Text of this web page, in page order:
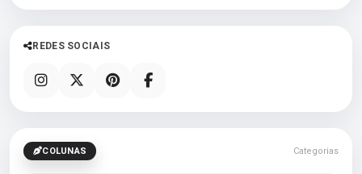
REDES SOCIAIS
COLUNAS Categorias